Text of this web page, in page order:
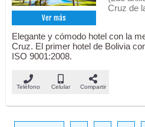
Ver más
Cruz de
Elegante y cómodo hotel con la
Cruz. El primer hotel de Bolivia
ISO 9001:2008.
Teléfono Celular Compartir